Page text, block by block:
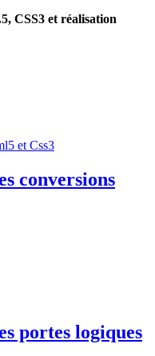
CSS3 et réalisation
et Css3
conversions
portes logiques